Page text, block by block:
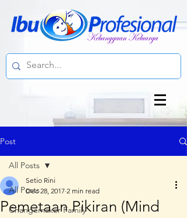
Post
All Posts
Changemaker Family
All Posts
Pemetaan Pikiran (Mind
Setio Rini
Dec 28, 2017 2 min read